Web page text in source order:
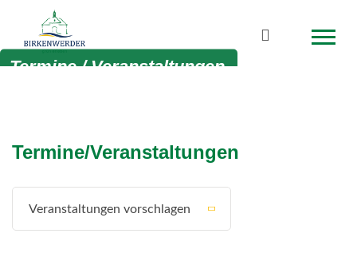
Zum Hauptinhalt springen
Suchbegriff
Termine / Veranstaltungen
Termine/Veranstaltungen
Veranstaltungen vorschlagen